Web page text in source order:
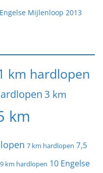
Mijlenloop 2013
km hardlopen
3 km
km
7 km hardlopen 7,5
9 km hardlopen 10 Engelse